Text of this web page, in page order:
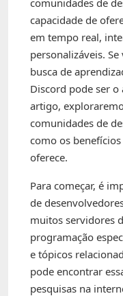
capacidade de
em tempo real,
personalizáveis.
busca de
Discord pode ser o
artigo,
comunidades de
como os
oferece.
Para começar, é
de
muitos servidores
programação
e tópicos
pode encontrar
pesquisas na